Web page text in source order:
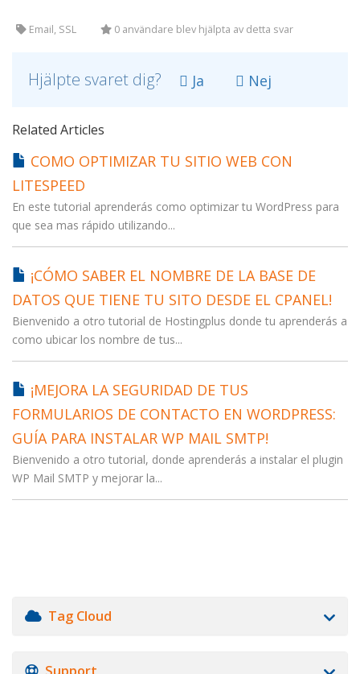
Email, SSL 0 användare blev hjälpta av detta svar
Hjälpte svaret dig? Ja Nej
Related Articles
COMO OPTIMIZAR TU SITIO WEB CON
LITESPEED
En este tutorial aprenderás como optimizar tu WordPress para
que sea mas rápido utilizando...
¡CÓMO SABER EL NOMBRE DE LA BASE DE
DATOS QUE TIENE TU SITO DESDE EL CPANEL!
Bienvenido a otro tutorial de Hostingplus donde tu aprenderás a
como ubicar los nombre de tus...
¡MEJORA LA SEGURIDAD DE TUS
FORMULARIOS DE CONTACTO EN WORDPRESS:
GUÍA PARA INSTALAR WP MAIL SMTP!
Bienvenido a otro tutorial, donde aprenderás a instalar el plugin
WP Mail SMTP y mejorar la...
Tag Cloud
Support